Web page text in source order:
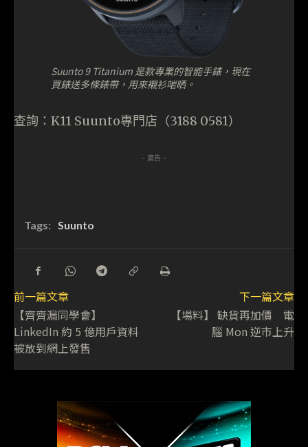
Suunto 9 Titanium 是款專業的智能手錶，現在
買錶送多條錶帶，用來襯衫啱晒。
查詢：K11 Suunto專門店（3188 0581）
- 廣告 -
Tags: Suunto
前一篇文章
【齊齊漏同學會】
LinkedIn 約 5 億用戶資料
被放到網上發售
下一篇文章
【場料】 缺貨再加價 電
腦 Mon 逆市上升